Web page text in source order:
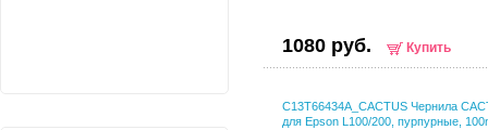
1080 руб. Купить
C13T66434A_CACTUS Чернила
для Epson L100/200, пурпурные,